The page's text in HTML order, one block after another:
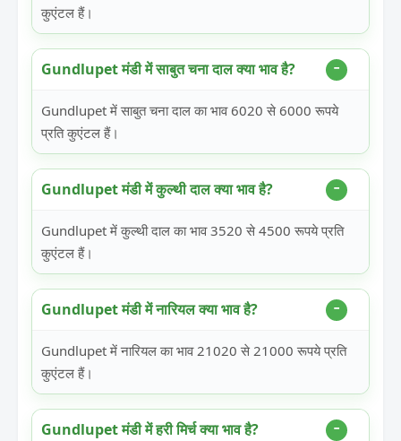
कुएंटल हैं।
Gundlupet मंडी में साबुत चना दाल क्या भाव है?
Gundlupet में साबुत चना दाल का भाव 6020 से 6000 रूपये
प्रति कुएंटल हैं।
Gundlupet मंडी में कुल्थी दाल क्या भाव है?
Gundlupet में कुल्थी दाल का भाव 3520 से 4500 रूपये प्रति
कुएंटल हैं।
Gundlupet मंडी में नारियल क्या भाव है?
Gundlupet में नारियल का भाव 21020 से 21000 रूपये प्रति
कुएंटल हैं।
Gundlupet मंडी में हरी मिर्च क्या भाव है?